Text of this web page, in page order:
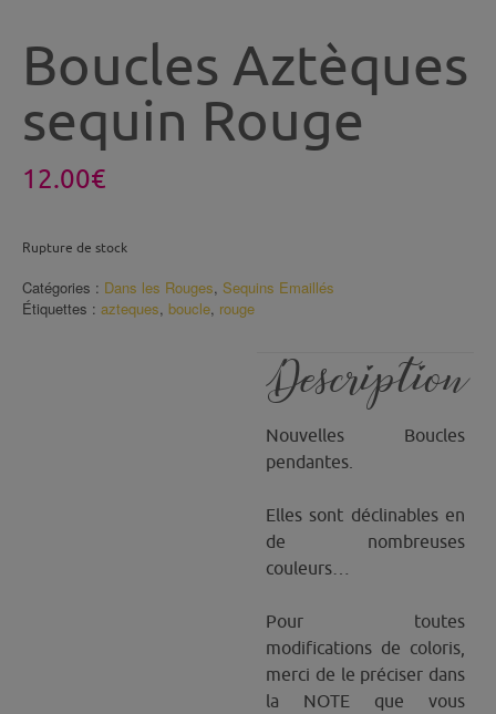
Boucles Aztèques
sequin Rouge
12.00€
Rupture de stock
Catégories : Dans les Rouges, Sequins Emaillés
Étiquettes : azteques, boucle, rouge
Description
Nouvelles Boucles
pendantes.
Elles sont déclinables en
de nombreuses
couleurs…
Pour toutes
modifications de coloris,
merci de le préciser dans
la NOTE que vous